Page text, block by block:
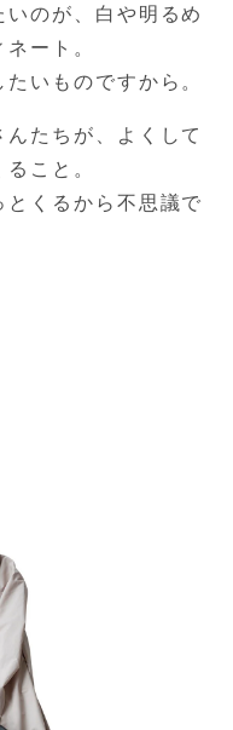
のが、 白や明るめ
ート。
いものですから。
たちが、
よくして
こと。
くるから不思議で